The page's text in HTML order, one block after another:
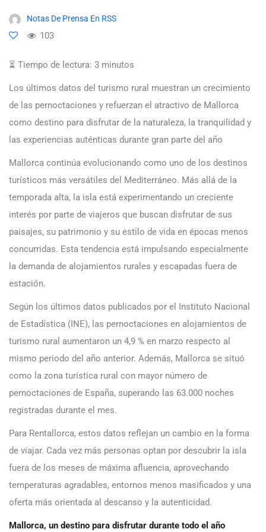
Notas De Prensa En RSS
103
⏳ Tiempo de lectura: 3 minutos
Los últimos datos del turismo rural muestran un crecimiento
de las pernoctaciones y refuerzan el atractivo de Mallorca
como destino para disfrutar de la naturaleza, la tranquilidad y
las experiencias auténticas durante gran parte del año
Mallorca continúa evolucionando como uno de los destinos
turísticos más versátiles del Mediterráneo. Más allá de la
temporada alta, la isla está experimentando un creciente
interés por parte de viajeros que buscan disfrutar de sus
paisajes, su patrimonio y su estilo de vida en épocas menos
concurridas. Esta tendencia está impulsando especialmente
la demanda de alojamientos rurales y escapadas fuera de
estación.
Según los últimos datos publicados por el Instituto Nacional
de Estadística (INE), las pernoctaciones en alojamientos de
turismo rural aumentaron un 4,9 % en marzo respecto al
mismo periodo del año anterior. Además, Mallorca se situó
como la zona turística rural con mayor número de
pernoctaciones de España, superando las 63.000 noches
registradas durante el mes.
Para Rentallorca, estos datos reflejan un cambio en la forma
de viajar. Cada vez más personas optan por descubrir la isla
fuera de los meses de máxima afluencia, aprovechando
temperaturas agradables, entornos menos masificados y una
oferta más orientada al descanso y la autenticidad.
Mallorca, un destino para disfrutar durante todo el año